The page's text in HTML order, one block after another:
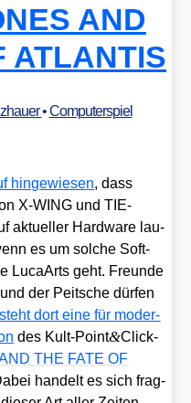
AND
ATLANTIS
•Computerspiel
hin­ge­wie­sen, dass
X‑WING und TIE-
aktu­el­ler Hard­ware lau­
es um sol­che Soft­
LucaArts geht. Freun­de
der Peit­sche dür­fen
dort eine für moder­
des Kult-Point&Click-
THE FATE OF
han­delt es sich frag­